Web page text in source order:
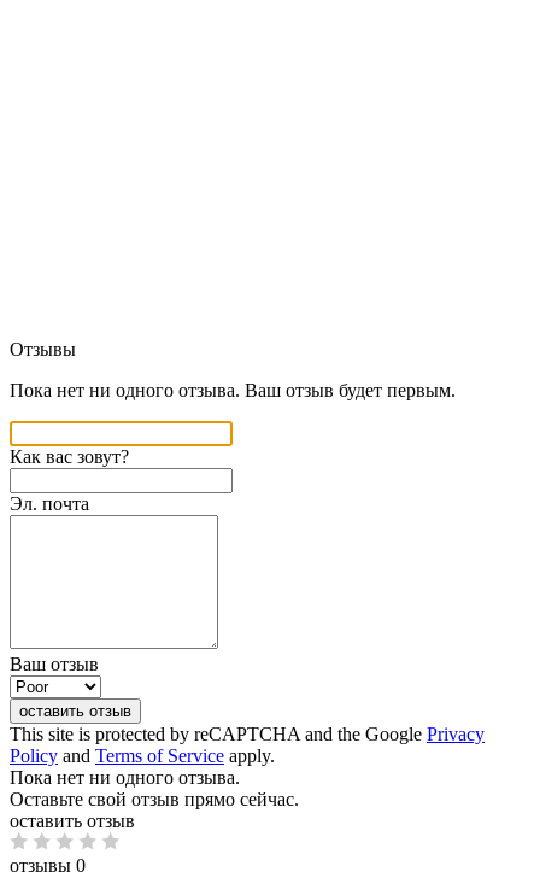
Отзывы
Пока нет ни одного отзыва. Ваш отзыв будет первым.
Как вас зовут?
Эл. почта
Ваш отзыв
оставить отзыв
This site is protected by reCAPTCHA and the Google Privacy
Policy and Terms of Service apply.
Пока нет ни одного отзыва.
Оставьте свой отзыв прямо сейчас.
оставить отзыв
отзывы 0